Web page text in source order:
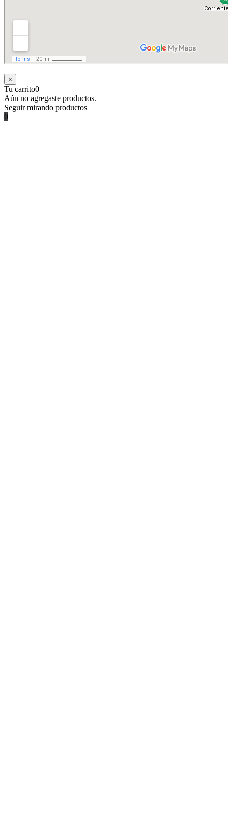
×
Tu carrito0
Aún no agregaste productos.
Seguir mirando productos
0